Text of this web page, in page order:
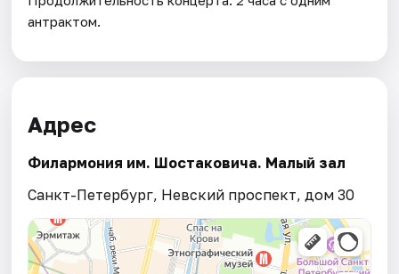
антрактом.
Адрес
Филармония им. Шостаковича. Малый зал
Санкт-Петербург, Невский проспект, дом 30